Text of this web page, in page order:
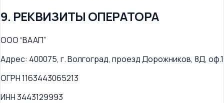
9. РЕКВИЗИТЫ ОПЕРАТОРА
ООО “ВААП”
Адрес: 400075, г. Волгоград, проезд Дорожников, 8Д, оф.1
ОГРН 1163443065213
ИНН 3443129993